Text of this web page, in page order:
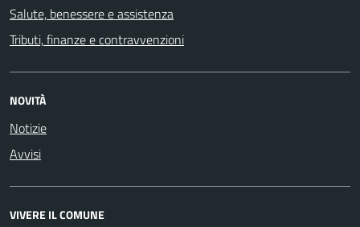
Salute, benessere e assistenza
Tributi, finanze e contravvenzioni
NOVITÀ
Notizie
Avvisi
VIVERE IL COMUNE